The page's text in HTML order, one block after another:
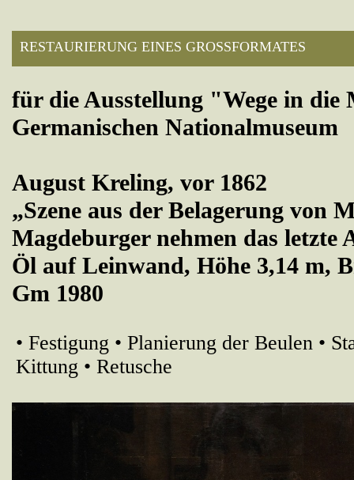
RESTAURIERUNG EINES GROSSFORMATES
für die Ausstellung "Wege in die
Germanischen Nationalmuseum
August Kreling, vor 1862
„Szene aus der Belagerung von
Magdeburger nehmen das letzte
Öl auf Leinwand, Höhe 3,14 m,
Gm 1980
• Festigung • Planierung der Beulen •
Kittung • Retusche